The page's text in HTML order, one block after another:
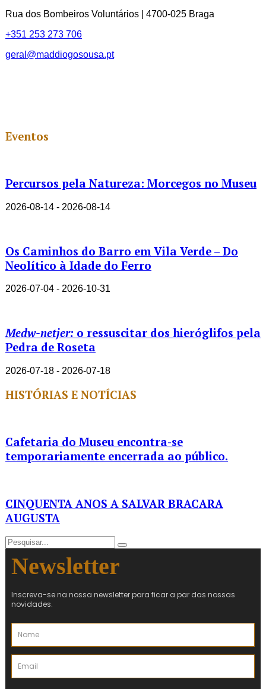
Rua dos Bombeiros Voluntários | 4700-025 Braga
+351 253 273 706
geral@maddiogosousa.pt
Eventos
Percursos pela Natureza: Morcegos no Museu
2026-08-14 - 2026-08-14
Os Caminhos do Barro em Vila Verde – Do
Neolítico à Idade do Ferro
2026-07-04 - 2026-10-31
Medw-netjer: o ressuscitar dos hieróglifos pela
Pedra de Roseta
2026-07-18 - 2026-07-18
HISTÓRIAS E NOTÍCIAS
Cafetaria do Museu encontra-se
temporariamente encerrada ao público.
CINQUENTA ANOS A SALVAR BRACARA
AUGUSTA